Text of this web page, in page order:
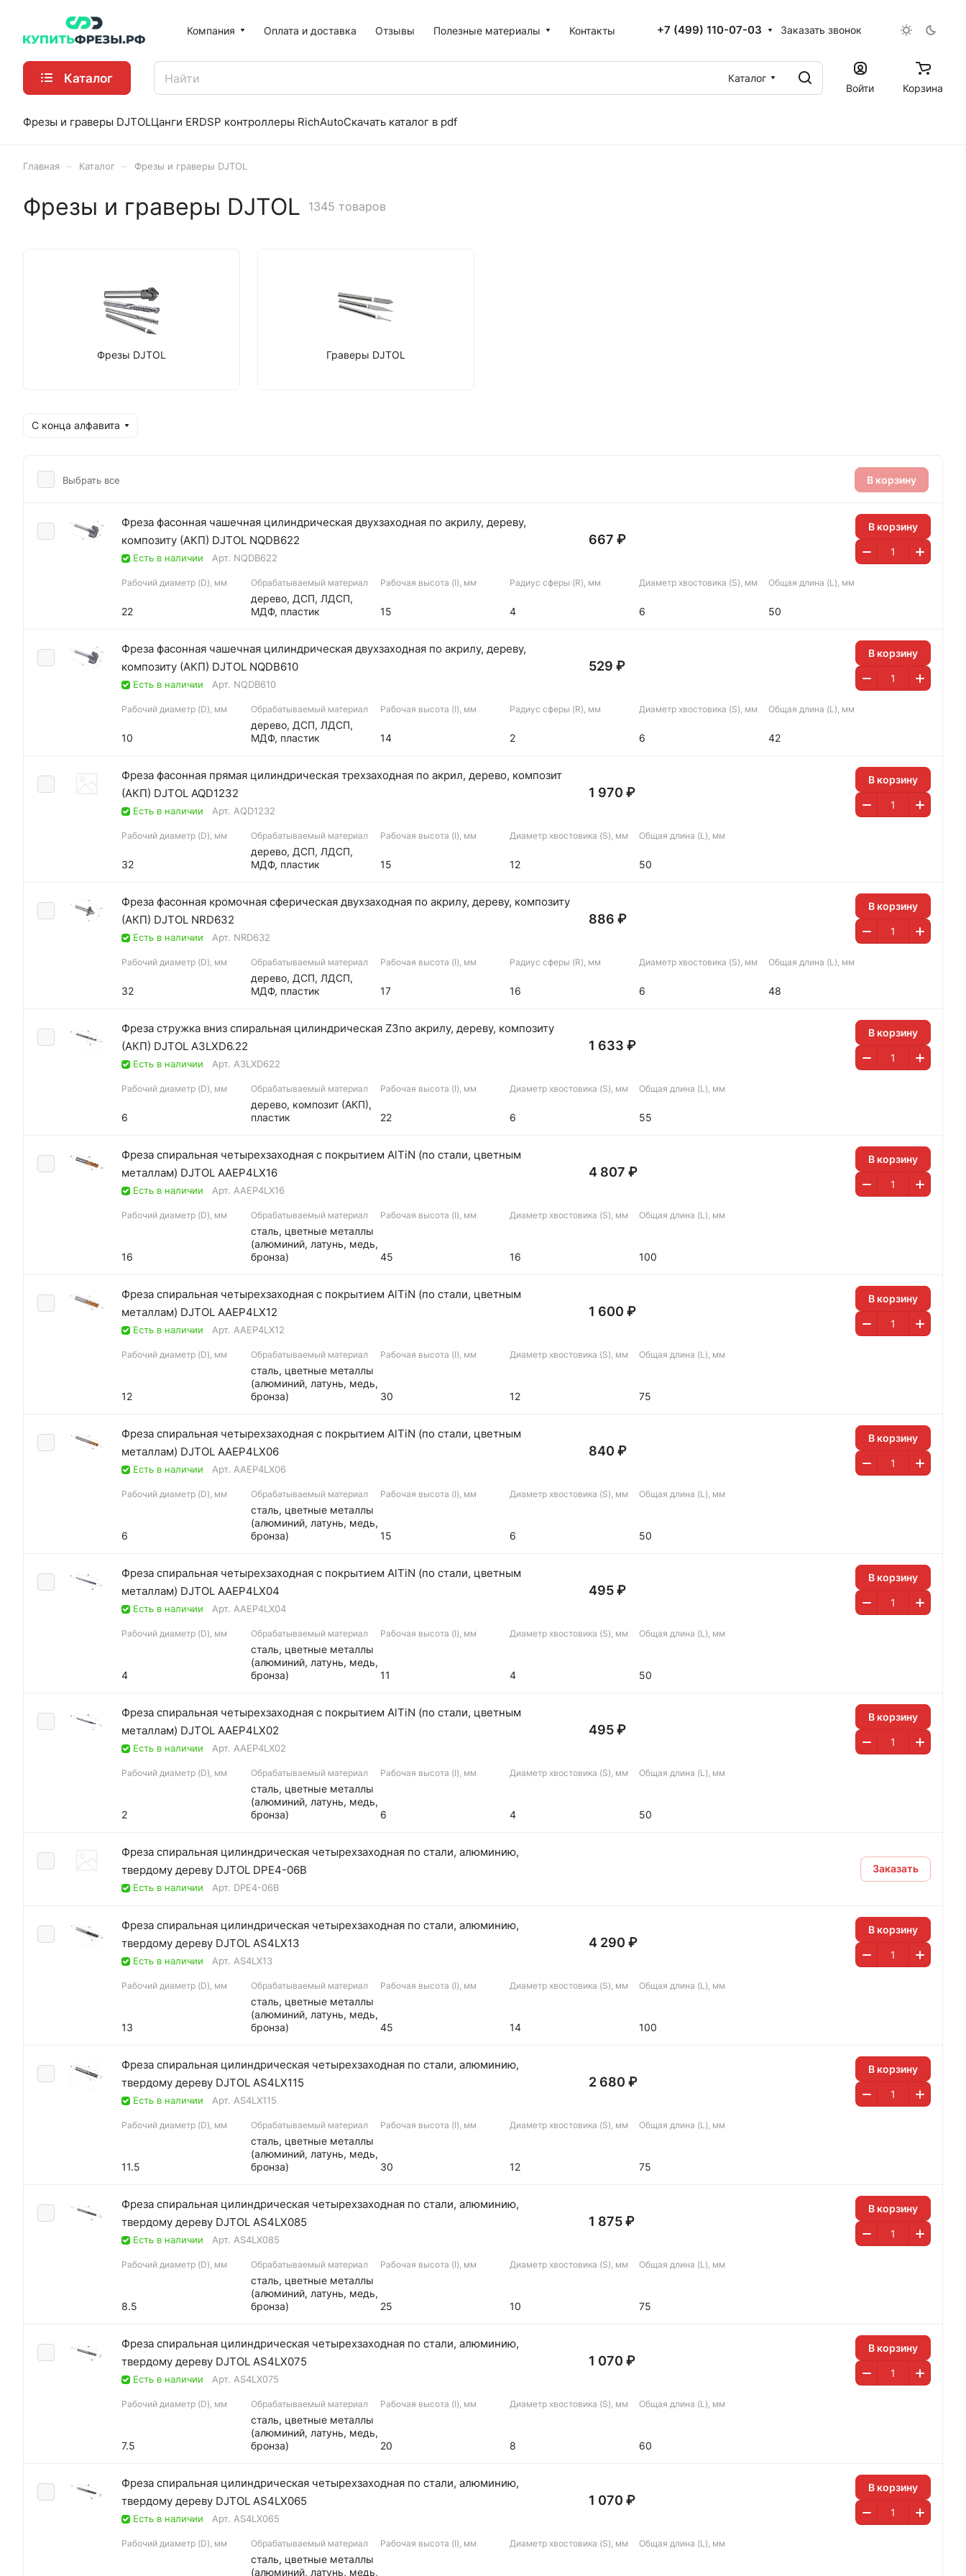
Компания Оплата и доставка Отзывы Полезные материалы Контакты +7 (499) 110-07-03 Заказать звонок
Каталог
Каталог
Войти
Корзина
Фрезы и граверы DJTOLЦанги ERDSP контроллеры RichAutoСкачать каталог в pdf
Главная Каталог Фрезы и граверы DJTOL
Фрезы и граверы DJTOL 1345 товаров
Фрезы DJTOL Граверы DJTOL
С конца алфавита
Выбрать все В корзину
Фреза фасонная чашечная цилиндрическая двухзаходная по акрилу, дереву,
композиту (АКП) DJTOL NQDB622
Есть в наличии Арт. NQDB622
667 ₽
В корзину
Рабочий диаметр (D), мм
22
Обрабатываемый материал
дерево, ДСП, ЛДСП,
МДФ, пластик
Рабочая высота (I), мм
15
Радиус сферы (R), мм
4
Диаметр хвостовика (S), мм
6
Общая длина (L), мм
50
Фреза фасонная чашечная цилиндрическая двухзаходная по акрилу, дереву,
композиту (АКП) DJTOL NQDB610
Есть в наличии Арт. NQDB610
529 ₽
В корзину
Рабочий диаметр (D), мм
10
Обрабатываемый материал
дерево, ДСП, ЛДСП,
МДФ, пластик
Рабочая высота (I), мм
14
Радиус сферы (R), мм
2
Диаметр хвостовика (S), мм
6
Общая длина (L), мм
42
Фреза фасонная прямая цилиндрическая трехзаходная по акрил, дерево, композит
(АКП) DJTOL AQD1232
Есть в наличии Арт. AQD1232
1 970 ₽
В корзину
Рабочий диаметр (D), мм
32
Обрабатываемый материал
дерево, ДСП, ЛДСП,
МДФ, пластик
Рабочая высота (I), мм
15
Диаметр хвостовика (S), мм
12
Общая длина (L), мм
50
Фреза фасонная кромочная сферическая двухзаходная по акрилу, дереву, композиту
(АКП) DJTOL NRD632
Есть в наличии Арт. NRD632
886 ₽
В корзину
Рабочий диаметр (D), мм
32
Обрабатываемый материал
дерево, ДСП, ЛДСП,
МДФ, пластик
Рабочая высота (I), мм
17
Радиус сферы (R), мм
16
Диаметр хвостовика (S), мм
6
Общая длина (L), мм
48
Фреза стружка вниз спиральная цилиндрическая Z3по акрилу, дереву, композиту
(АКП) DJTOL A3LXD6.22
Есть в наличии Арт. A3LXD622
1 633 ₽
В корзину
Рабочий диаметр (D), мм
6
Обрабатываемый материал
дерево, композит (АКП),
пластик
Рабочая высота (I), мм
22
Диаметр хвостовика (S), мм
6
Общая длина (L), мм
55
Фреза спиральная четырехзаходная с покрытием AlTiN (по стали, цветным
металлам) DJTOL AAEP4LX16
Есть в наличии Арт. AAEP4LX16
4 807 ₽
В корзину
Рабочий диаметр (D), мм
16
Обрабатываемый материал
сталь, цветные металлы
(алюминий, латунь, медь,
бронза)
Рабочая высота (I), мм
45
Диаметр хвостовика (S), мм
16
Общая длина (L), мм
100
Фреза спиральная четырехзаходная с покрытием AlTiN (по стали, цветным
металлам) DJTOL AAEP4LX12
Есть в наличии Арт. AAEP4LX12
1 600 ₽
В корзину
Рабочий диаметр (D), мм
12
Обрабатываемый материал
сталь, цветные металлы
(алюминий, латунь, медь,
бронза)
Рабочая высота (I), мм
30
Диаметр хвостовика (S), мм
12
Общая длина (L), мм
75
Фреза спиральная четырехзаходная с покрытием AlTiN (по стали, цветным
металлам) DJTOL AAEP4LX06
Есть в наличии Арт. AAEP4LX06
840 ₽
В корзину
Рабочий диаметр (D), мм
6
Обрабатываемый материал
сталь, цветные металлы
(алюминий, латунь, медь,
бронза)
Рабочая высота (I), мм
15
Диаметр хвостовика (S), мм
6
Общая длина (L), мм
50
Фреза спиральная четырехзаходная с покрытием AlTiN (по стали, цветным
металлам) DJTOL AAEP4LX04
Есть в наличии Арт. AAEP4LX04
495 ₽
В корзину
Рабочий диаметр (D), мм
4
Обрабатываемый материал
сталь, цветные металлы
(алюминий, латунь, медь,
бронза)
Рабочая высота (I), мм
11
Диаметр хвостовика (S), мм
4
Общая длина (L), мм
50
Фреза спиральная четырехзаходная с покрытием AlTiN (по стали, цветным
металлам) DJTOL AAEP4LX02
Есть в наличии Арт. AAEP4LX02
495 ₽
В корзину
Рабочий диаметр (D), мм
2
Обрабатываемый материал
сталь, цветные металлы
(алюминий, латунь, медь,
бронза)
Рабочая высота (I), мм
6
Диаметр хвостовика (S), мм
4
Общая длина (L), мм
50
Фреза спиральная цилиндрическая четырехзаходная по стали, алюминию,
твердому дереву DJTOL DPE4-06B
Есть в наличии Арт. DPE4-06B
Заказать
Фреза спиральная цилиндрическая четырехзаходная по стали, алюминию,
твердому дереву DJTOL AS4LX13
Есть в наличии Арт. AS4LX13
4 290 ₽
В корзину
Рабочий диаметр (D), мм
13
Обрабатываемый материал
сталь, цветные металлы
(алюминий, латунь, медь,
бронза)
Рабочая высота (I), мм
45
Диаметр хвостовика (S), мм
14
Общая длина (L), мм
100
Фреза спиральная цилиндрическая четырехзаходная по стали, алюминию,
твердому дереву DJTOL AS4LX115
Есть в наличии Арт. AS4LX115
2 680 ₽
В корзину
Рабочий диаметр (D), мм
11.5
Обрабатываемый материал
сталь, цветные металлы
(алюминий, латунь, медь,
бронза)
Рабочая высота (I), мм
30
Диаметр хвостовика (S), мм
12
Общая длина (L), мм
75
Фреза спиральная цилиндрическая четырехзаходная по стали, алюминию,
твердому дереву DJTOL AS4LX085
Есть в наличии Арт. AS4LX085
1 875 ₽
В корзину
Рабочий диаметр (D), мм
8.5
Обрабатываемый материал
сталь, цветные металлы
(алюминий, латунь, медь,
бронза)
Рабочая высота (I), мм
25
Диаметр хвостовика (S), мм
10
Общая длина (L), мм
75
Фреза спиральная цилиндрическая четырехзаходная по стали, алюминию,
твердому дереву DJTOL AS4LX075
Есть в наличии Арт. AS4LX075
1 070 ₽
В корзину
Рабочий диаметр (D), мм
7.5
Обрабатываемый материал
сталь, цветные металлы
(алюминий, латунь, медь,
бронза)
Рабочая высота (I), мм
20
Диаметр хвостовика (S), мм
8
Общая длина (L), мм
60
Фреза спиральная цилиндрическая четырехзаходная по стали, алюминию,
твердому дереву DJTOL AS4LX065
Есть в наличии Арт. AS4LX065
1 070 ₽
В корзину
Рабочий диаметр (D), мм Обрабатываемый материал
сталь, цветные металлы
(алюминий, латунь, медь,
Рабочая высота (I), мм Диаметр хвостовика (S), мм Общая длина (L), мм